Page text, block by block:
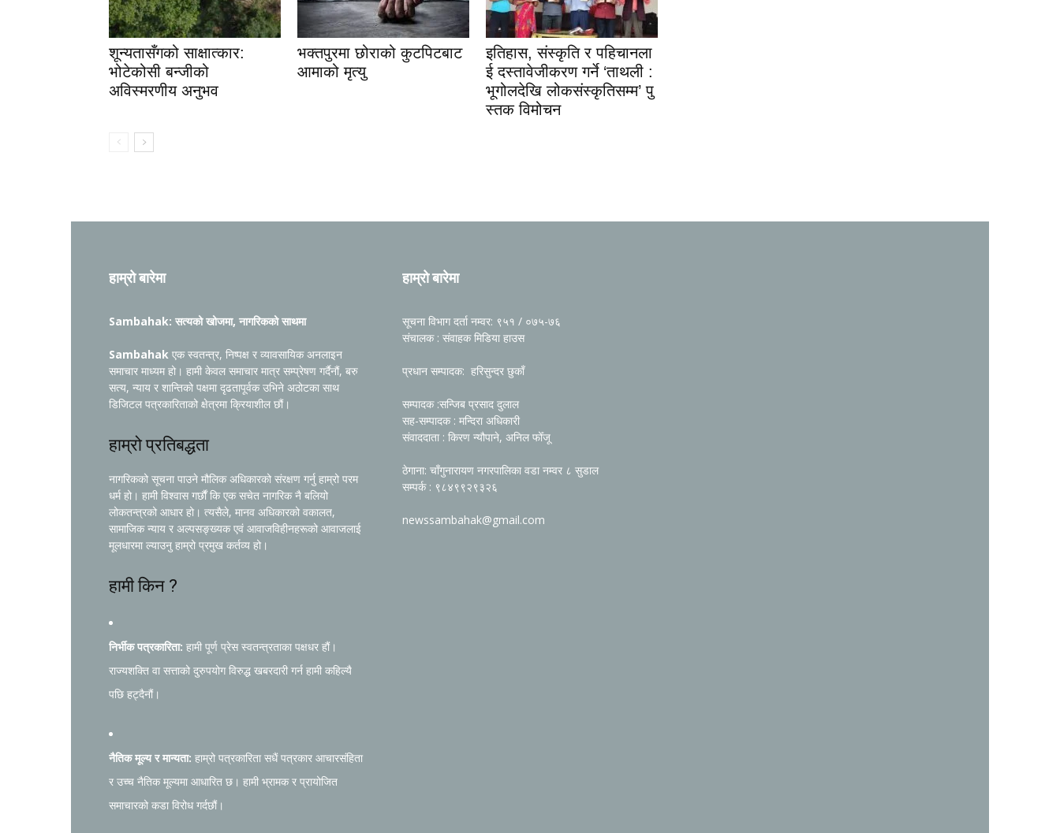
शून्यतासँगको साक्षात्कार:
भोटेकोसी बन्जीको
अविस्मरणीय अनुभव
भक्तपुरमा छोराको कुटपिटबाट
आमाको मृत्यु
इतिहास, संस्कृति र पहिचानला
ई दस्तावेजीकरण गर्ने ‘ताथली :
भूगोलदेखि लोकसंस्कृतिसम्म’ पु
स्तक विमोचन
हाम्रो बारेमा
Sambahak: सत्यको खोजमा, नागरिकको साथमा
Sambahak एक स्वतन्त्र, निष्पक्ष र व्यावसायिक अनलाइन
समाचार माध्यम हो। हामी केवल समाचार मात्र सम्प्रेषण गर्दैनौं, बरु
सत्य, न्याय र शान्तिको पक्षमा दृढतापूर्वक उभिने अठोटका साथ
डिजिटल पत्रकारिताको क्षेत्रमा क्रियाशील छौं।
हाम्रो प्रतिबद्धता
नागरिकको सूचना पाउने मौलिक अधिकारको संरक्षण गर्नु हाम्रो परम
धर्म हो। हामी विश्वास गर्छौं कि एक सचेत नागरिक नै बलियो
लोकतन्त्रको आधार हो। त्यसैले, मानव अधिकारको वकालत,
सामाजिक न्याय र अल्पसङ्ख्यक एवं आवाजविहीनहरूको आवाजलाई
मूलधारमा ल्याउनु हाम्रो प्रमुख कर्तव्य हो।
हामी किन ?
निर्भीक पत्रकारिता: हामी पूर्ण प्रेस स्वतन्त्रताका पक्षधर हौं।
राज्यशक्ति वा सत्ताको दुरुपयोग विरुद्ध खबरदारी गर्न हामी कहिल्यै
पछि हट्दैनौं।
नैतिक मूल्य र मान्यता: हाम्रो पत्रकारिता सधैं पत्रकार आचारसंहिता
र उच्च नैतिक मूल्यमा आधारित छ। हामी भ्रामक र प्रायोजित
समाचारको कडा विरोध गर्दछौं।
हाम्रो बारेमा
सूचना विभाग दर्ता नम्वर: ९५१ / ०७५-७६
संचालक : संवाहक मिडिया हाउस
प्रधान सम्पादक: हरिसुन्दर छुकाँ
सम्पादक :सन्जिब प्रसाद दुलाल
सह-सम्पादक : मन्दिरा अधिकारी
संवाददाता : किरण न्यौपाने, अनिल फोँजू
ठेगाना: चाँगुनारायण नगरपालिका वडा नम्वर ८ सुडाल
सम्पर्क : ९८४९९२९३२६
newssambahak@gmail.com